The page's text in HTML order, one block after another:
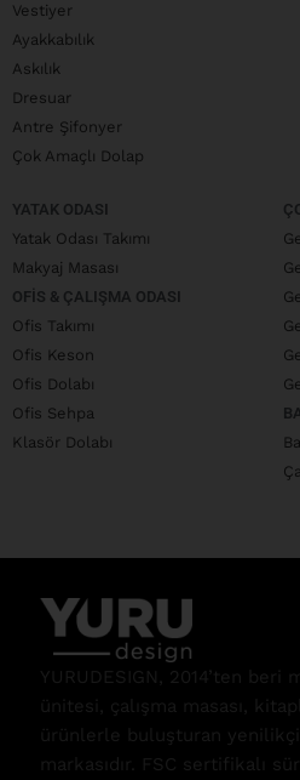
Vestiyer
Ayakkabılık
Askılık
Dresuar
Antre Şifonyer
Çok Amaçlı Dolap
YATAK ODASI
Yatak Odası Takımı
Makyaj Masası
OFIS & ÇALIŞMA ODASI
Ofis Takımı
Ofis Keson
Ofis Dolabı
Ofis Sehpa
Klasör Dolabı
YURUDESIGN, 2014’ten beri
ünitesi, çalışma masası,
ürünlerle buluşturan
markasıdır. FSC sertifikalı